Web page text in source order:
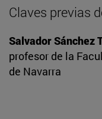
Claves previas
Salvador Sánchez
profesor de la
de Navarra